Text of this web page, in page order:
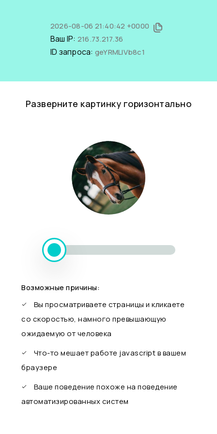
2026-08-06 21:40:42 +0000
Ваш IP: 216.73.217.36
ID запроса: geYRMLlVb8c1
Разверните картинку горизонтально
Возможные причины:
Вы просматриваете страницы и кликаете
со скоростью, намного превышающую
ожидаемую от человека
Что-то мешает работе javascript в вашем
браузере
Ваше поведение похоже на поведение
автоматизированных систем